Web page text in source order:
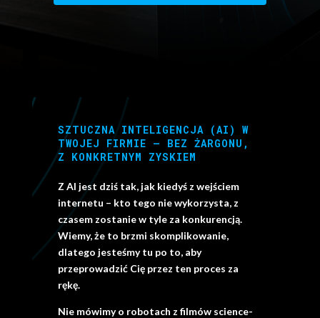
SZTUCZNA INTELIGENCJA (AI) W
TWOJEJ FIRMIE – BEZ ŻARGONU,
Z KONKRETNYM ZYSKIEM
Z AI jest dziś tak, jak kiedyś z wejściem
internetu – kto tego nie wykorzysta, z
czasem zostanie w tyle za konkurencją.
Wiemy, że to brzmi skomplikowanie,
dlatego jesteśmy tu po to, aby
przeprowadzić Cię przez ten proces za
rękę.
Nie mówimy o robotach z filmów science-